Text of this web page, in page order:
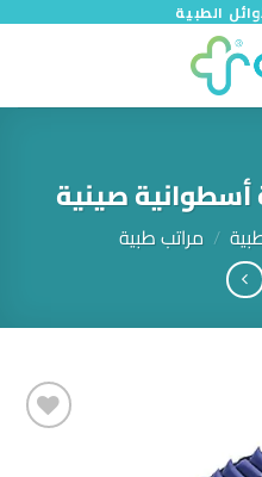
الطبية
أسطوانية صينية
/ مراتب طبية